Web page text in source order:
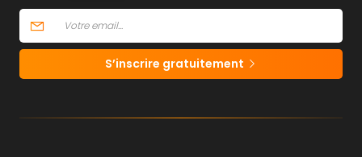
S’inscrire gratuitement